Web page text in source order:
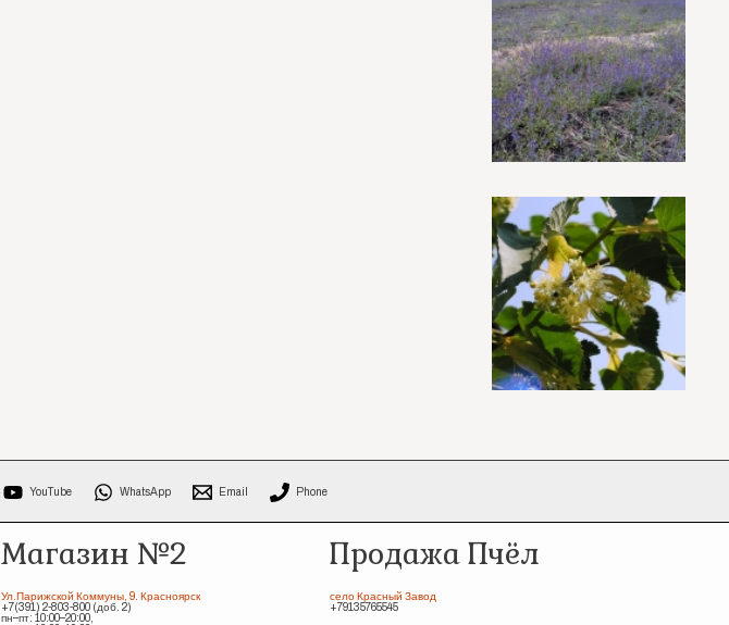
YouTube WhatsApp Email Phone
Магазин №2
Ул.Парижской Коммуны, 9. Красноярск
+7(391) 2-803-800 (доб. 2)
пн–пт: 10:00–20:00,
Продажа Пчёл
село Красный Завод
+79135765545